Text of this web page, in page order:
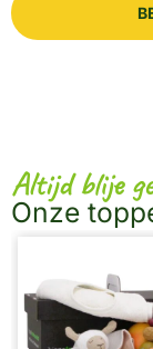
Altijd blije
Onze